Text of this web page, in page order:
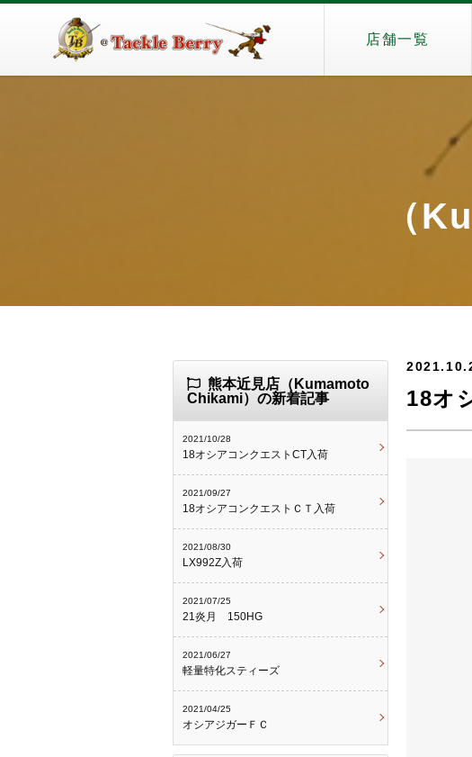
店舗一覧
（
18オ
熊本近見店（Kumamoto
Chikami）の新着記事
2021/10/28
18オシアコンクエストCT入荷
2021/09/27
18オシアコンクエストＣＴ入荷
2021/08/30
LX992Z入荷
2021/07/25
21炎月 150HG
2021/06/27
軽量特化スティーズ
2021/04/25
オシアジガーＦＣ